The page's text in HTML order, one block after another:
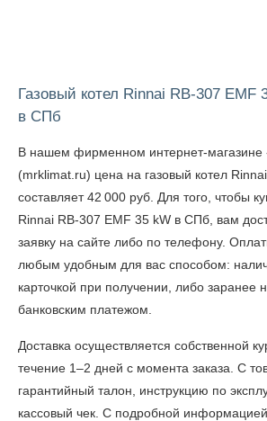
Газовый котел Rinnai RB-307 EMF
в СПб
В нашем фирменном интернет-магазине
(mrklimat.ru) цена на газовый котел
составляет 42 000 руб. Для того, чтобы
Rinnai RB-307 EMF 35 kW в СПб , вам
заявку на сайте либо по телефону.
любым удобным для вас способом:
карточкой при получении, либо заранее
банковским платежом.
Доставка осуществляется собственной
течение 1–2 дней с момента заказа. С
гарантийный талон, инструкцию по
кассовый чек. С подробной